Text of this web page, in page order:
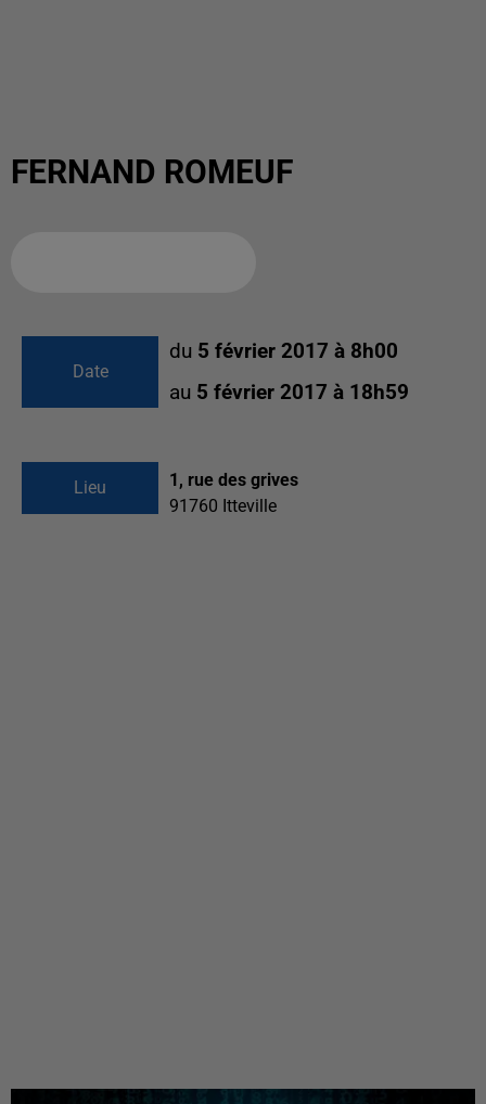
FERNAND ROMEUF
Date
du 5 février 2017 à 8h00
au 5 février 2017 à 18h59
Lieu
1, rue des grives
91760 Itteville